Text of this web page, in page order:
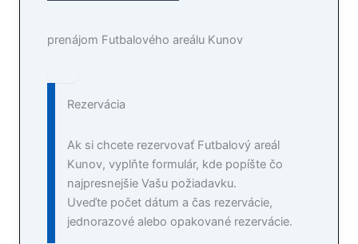
prenájom Futbalového areálu Kunov
Rezervácia
Ak si chcete rezervovať Futbalový areál
Kunov, vyplňte formulár, kde popíšte čo
najpresnejšie Vašu požiadavku.
Uveďte počet dátum a čas rezervácie,
jednorazové alebo opakované rezervácie.